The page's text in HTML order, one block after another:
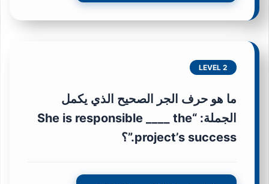
LEVEL 2
ما هو حرف الجر الصحيح الذي يكمل
الجملة: “She is responsible ____ the
project’s success.”؟